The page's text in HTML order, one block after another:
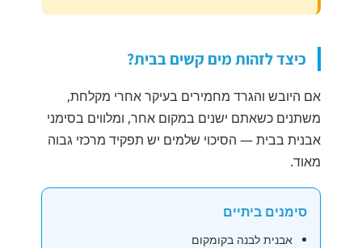
כיצד לזהות מים קשים בבית?
אם היובש והגרד מחמירים בעיקר אחרי מקלחת,
משתנים כשאתם ישנים במקום אחר, ומלווים בסימני
אבנית בבית — הסיכוי שלמים יש תפקיד מרכזי גבוה
מאוד.
סימנים ביתיים
אבנית לבנה בקומקום